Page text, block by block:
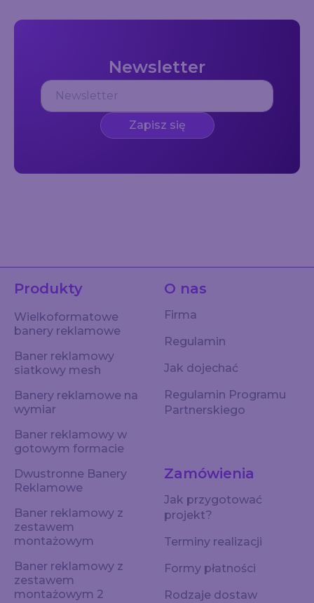
Newsletter
Zapisz się
Produkty
Wielkoformatowe
banery reklamowe
Baner reklamowy
siatkowy mesh
Banery reklamowe na
wymiar
Baner reklamowy w
gotowym formacie
Dwustronne Banery
Reklamowe
Baner reklamowy z
zestawem
montażowym
Baner reklamowy z
zestawem
montażowym 2
O nas
Firma
Regulamin
Jak dojechać
Regulamin Programu
Partnerskiego
Zamówienia
Jak przygotować
projekt?
Terminy realizacji
Formy płatności
Rodzaje dostaw